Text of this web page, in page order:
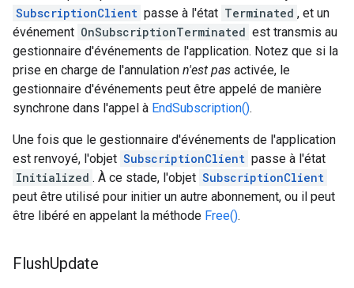
SubscriptionClient passe à l'état Terminated , et un
événement OnSubscriptionTerminated est transmis au
gestionnaire d'événements de l'application. Notez que si la
prise en charge de l'annulation n'est pas activée, le
gestionnaire d'événements peut être appelé de manière
synchrone dans l'appel à EndSubscription().
Une fois que le gestionnaire d'événements de l'application
est renvoyé, l'objet SubscriptionClient passe à l'état
Initialized . À ce stade, l'objet SubscriptionClient
peut être utilisé pour initier un autre abonnement, ou il peut
être libéré en appelant la méthode Free().
FlushUpdate